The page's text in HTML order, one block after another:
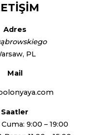
Adres
PL
Mail
Saatler
9:00 – 19:00